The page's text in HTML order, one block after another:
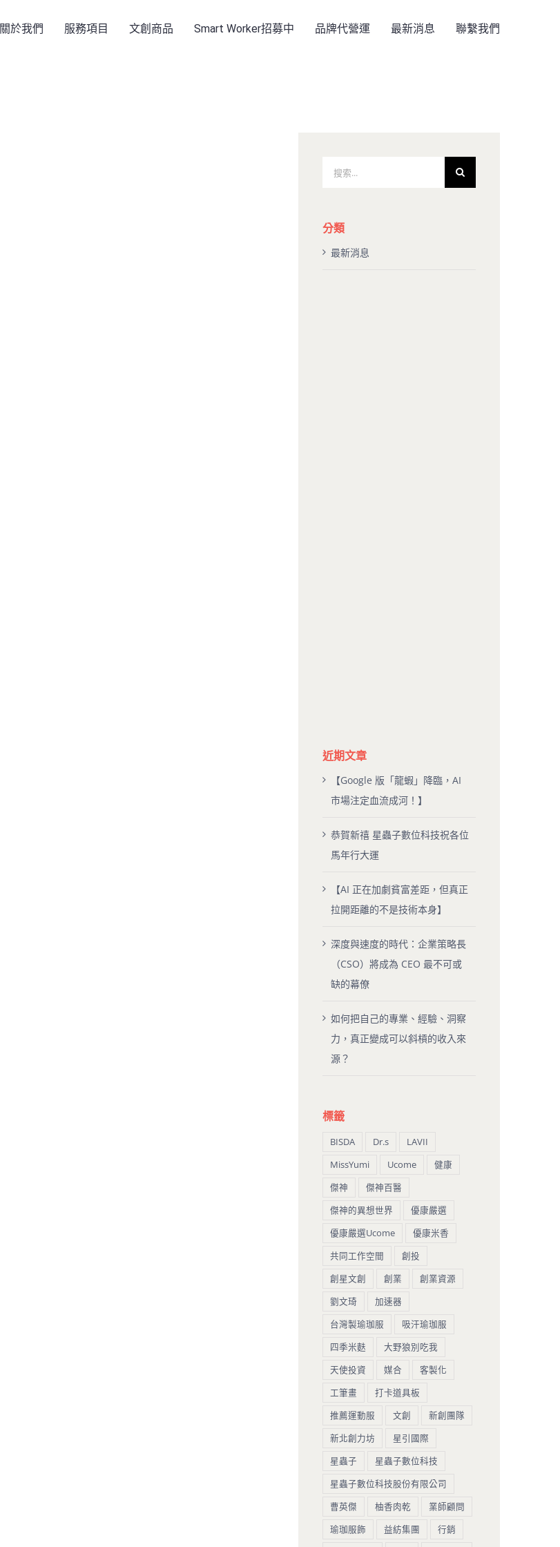
關於我們 服務項目 文創商品 Smart Worker招募中 品牌代營運 最新消息 聯繫我們
果：
分類
最新消息
近期文章
【Google 版「龍蝦」降臨，AI
市場注定血流成河！】
恭賀新禧 星蟲子數位科技祝各位
馬年行大運
【AI 正在加劇貧富差距，但真正
拉開距離的不是技術本身】
深度與速度的時代：企業策略長
（CSO）將成為 CEO 最不可或
缺的幕僚
如何把自己的專業、經驗、洞察
力，真正變成可以斜槓的收入來
源？
標籤
BISDA Dr.s
LAVII
MissYumi
Ucome
健康
傑神
傑神百醫
傑神的異想世界
優康嚴選
優康嚴選Ucome
優康米香
共同工作空間
創投
創星文創
創業
創業資源
劉文琦
加速器
台灣製瑜珈服
吸汗瑜珈服
四季米麩
大野狼別吃我
天使投資
媒合
客製化
工筆畫
打卡道具板
推薦運動服
文創
新創團隊
新北創力坊
星引國際
星蟲子
星蟲子數位科技
星蟲子數位科技股份有限公司
曹英傑
柚香肉乾
業師顧問
瑜珈服飾
益紡集團
行銷